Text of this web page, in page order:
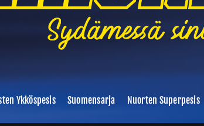
Ykköspesis Suomensarja Nuorten Superpesis